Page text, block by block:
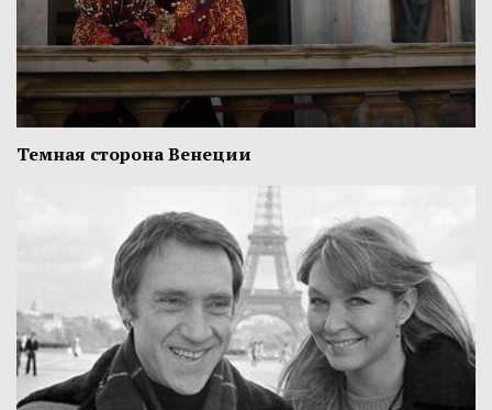
Темная сторона Венеции